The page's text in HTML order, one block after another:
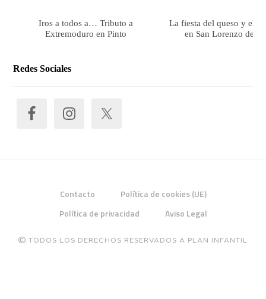
Iros a todos a… Tributo a
Extremoduro en Pinto
La fiesta del queso y el
en San Lorenzo de
Redes Sociales
Contacto
Política de cookies (UE)
Política de privacidad
Aviso Legal
TODOS LOS DERECHOS RESERVADOS A PLAN INFANTIL